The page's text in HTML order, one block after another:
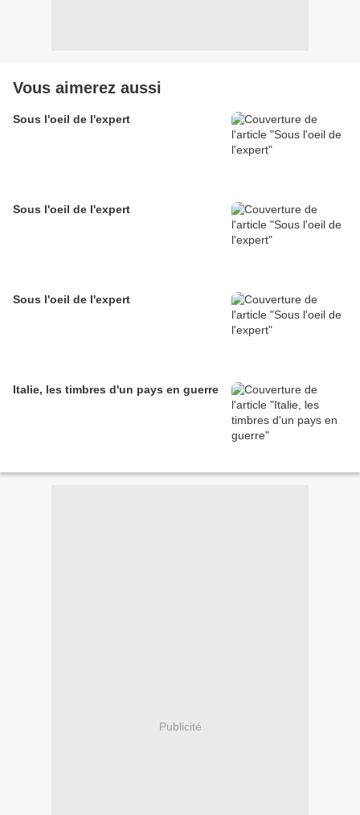
Vous aimerez aussi
Sous l'oeil de l'expert
Sous l'oeil de l'expert
Sous l'oeil de l'expert
Italie, les timbres d'un pays en guerre
Publicité